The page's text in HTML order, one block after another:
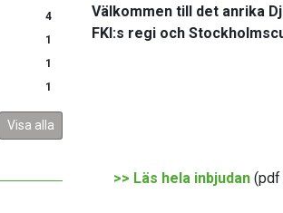
4
1
1
1
Visa alla
Välkommen till det anrika
FKI:s regi och
>> Läs hela inbjudan (pdf